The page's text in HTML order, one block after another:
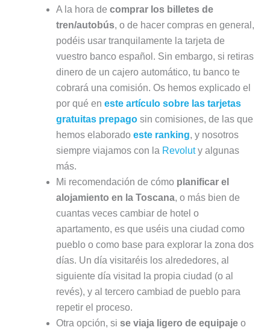
A la hora de comprar los billetes de
tren/autobús, o de hacer compras en general,
podéis usar tranquilamente la tarjeta de
vuestro banco español. Sin embargo, si retiras
dinero de un cajero automático, tu banco te
cobrará una comisión. Os hemos explicado el
por qué en este artículo sobre las tarjetas
gratuitas prepagosin comisiones, de las que
hemos elaborado este ranking, y nosotros
siempre viajamos con la Revoluty algunas
más.
Mi recomendación de cómo planificar el
alojamiento en la Toscana, o más bien de
cuantas veces cambiar de hotel o
apartamento, es que uséis una ciudad como
pueblo o como base para explorar la zona dos
días. Un día visitaréis los alrededores, al
siguiente día visitad la propia ciudad (o al
revés), y al tercero cambiad de pueblo para
repetir el proceso.
Otra opción, si se viaja ligero de equipajeo